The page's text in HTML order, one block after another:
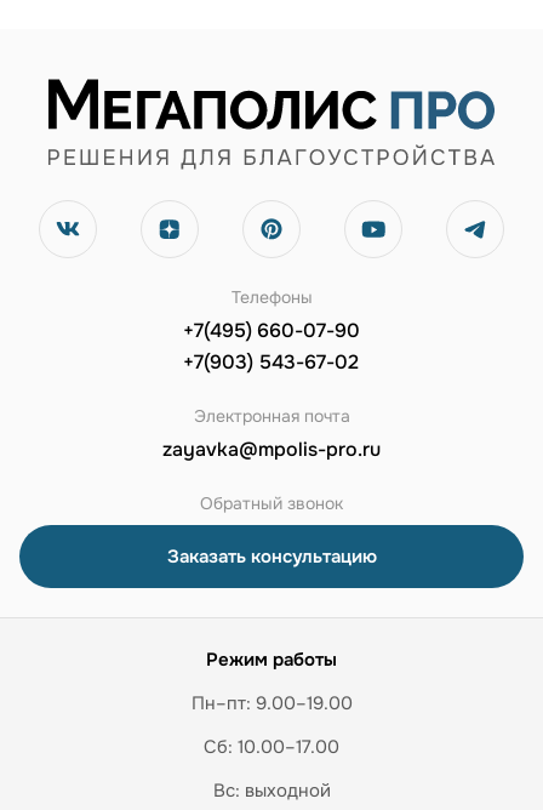
Телефоны
+7(495) 660-07-90
+7(903) 543-67-02
Электронная почта
zayavka@mpolis-pro.ru
Обратный звонок
Заказать консультацию
Режим работы
Пн–пт: 9.00–19.00
Сб: 10.00–17.00
Вс: выходной